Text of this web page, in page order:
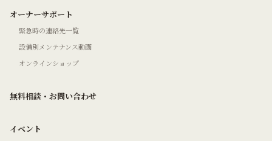
オーナーサポート
緊急時の連絡先一覧
設備別メンテナンス動画
オンラインショップ
無料相談・お問い合わせ
イベント